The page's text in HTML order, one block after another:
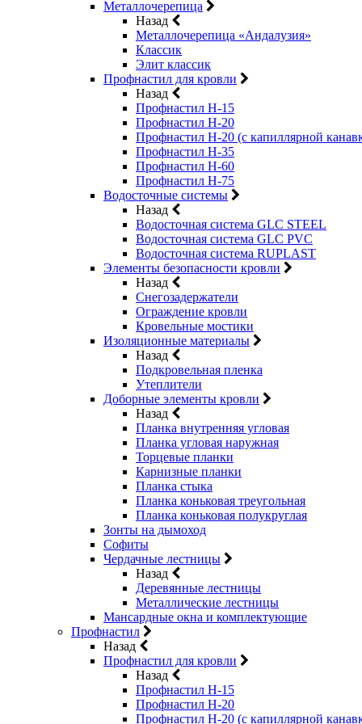
Металлочерепица
Назад
Металлочерепица «Андалузия»
Классик
Элит классик
Профнастил для кровли
Назад
Профнастил Н-15
Профнастил Н-20
Профнастил Н-20 (с капиллярной
Профнастил Н-35
Профнастил Н-60
Профнастил Н-75
Водосточные системы
Назад
Водосточная система GLC STEEL
Водосточная система GLC PVC
Водосточная система RUPLAST
Элементы безопасности кровли
Назад
Снегозадержатели
Ограждение кровли
Кровельные мостики
Изоляционные материалы
Назад
Подкровельная пленка
Утеплители
Доборные элементы кровли
Назад
Планка внутренняя угловая
Планка угловая наружная
Торцевые планки
Карнизные планки
Планка стыка
Планка коньковая треугольная
Планка коньковая полукруглая
Зонты на дымоход
Софиты
Чердачные лестницы
Назад
Деревянные лестницы
Металлические лестницы
Мансардные окна и комплектующие
Профнастил
Назад
Профнастил для кровли
Назад
Профнастил Н-15
Профнастил Н-20
Профнастил Н-20 (с капиллярной